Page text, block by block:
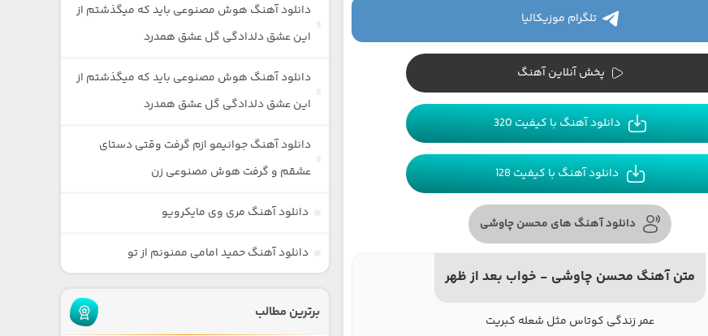
تلگرام موزیکالیا
پخش آنلاین آهنگ
دانلود آهنگ با کیفیت 320
دانلود آهنگ با کیفیت 128
دانلود آهنگ های محسن چاوشی
متن آهنگ محسن چاوشی - خواب بعد از ظهر
عمر زندگی کوتاس مثل شعله کبریت
دانلود آهنگ هوش مصنوعی باید که میگذشتم از
این عشق دلدادگی گل عشق همدرد
دانلود آهنگ هوش مصنوعی باید که میگذشتم از
این عشق دلدادگی گل عشق همدرد
دانلود آهنگ جوانیمو ازم گرفت وقتی دستای
عشقم و گرفت هوش مصنوعی زن
دانلود آهنگ مری وی مایکرویو
دانلود آهنگ حمید امامی ممنونم از تو
برترین مطالب